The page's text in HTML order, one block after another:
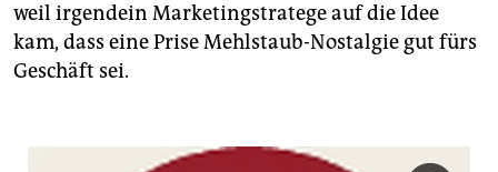
weil irgendein Marketingstratege auf die Idee
kam, dass eine Prise Mehlstaub-Nostalgie gut fürs
Geschäft sei.